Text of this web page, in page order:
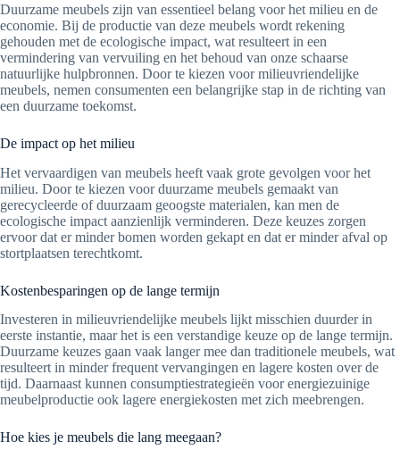
Duurzame meubels zijn van essentieel belang voor het milieu en de
economie. Bij de productie van deze meubels wordt rekening
gehouden met de ecologische impact, wat resulteert in een
vermindering van vervuiling en het behoud van onze schaarse
natuurlijke hulpbronnen. Door te kiezen voor milieuvriendelijke
meubels, nemen consumenten een belangrijke stap in de richting van
een duurzame toekomst.
De impact op het milieu
Het vervaardigen van meubels heeft vaak grote gevolgen voor het
milieu. Door te kiezen voor duurzame meubels gemaakt van
gerecycleerde of duurzaam geoogste materialen, kan men de
ecologische impact aanzienlijk verminderen. Deze keuzes zorgen
ervoor dat er minder bomen worden gekapt en dat er minder afval op
stortplaatsen terechtkomt.
Kostenbesparingen op de lange termijn
Investeren in milieuvriendelijke meubels lijkt misschien duurder in
eerste instantie, maar het is een verstandige keuze op de lange termijn.
Duurzame keuzes gaan vaak langer mee dan traditionele meubels, wat
resulteert in minder frequent vervangingen en lagere kosten over de
tijd. Daarnaast kunnen consumptiestrategieën voor energiezuinige
meubelproductie ook lagere energiekosten met zich meebrengen.
Hoe kies je meubels die lang meegaan?